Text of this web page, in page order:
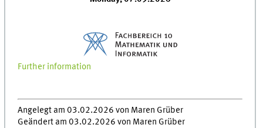
Further information
Angelegt am 03.02.2026 von Maren Grüber
Geändert am 03.02.2026 von Maren Grüber